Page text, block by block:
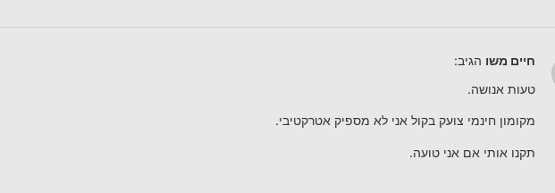
חיים משו הגיב:
טעות אנושה.
מקומון חינמי צועק בקול אני לא מספיק אטרקטיבי.
תקנו אותי אם אני טועה.